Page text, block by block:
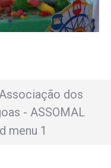
dos
- ASSOMAL
menu 1